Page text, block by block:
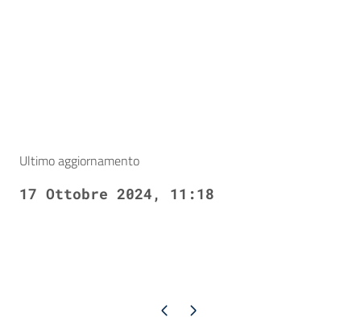
Ultimo aggiornamento
17 Ottobre 2024, 11:18
Pagina precedente
Pagina successiva